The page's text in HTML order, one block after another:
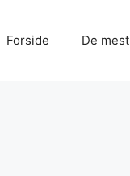
Forside De